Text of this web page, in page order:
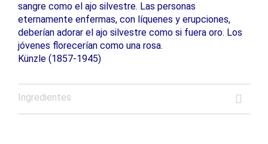
sangre como el ajo silvestre. Las personas
eternamente enfermas, con líquenes y erupciones,
deberían adorar el ajo silvestre como si fuera oro. Los
jóvenes florecerían como una rosa.
Künzle (1857-1945)
Ingredientes